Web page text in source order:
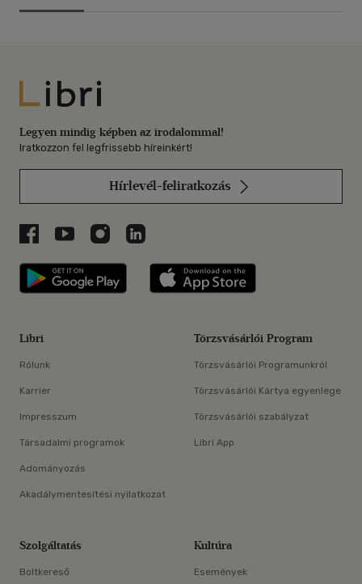
Libri
Legyen mindig képben az irodalommal!
Iratkozzon fel legfrissebb híreinkért!
Hírlevél-feliratkozás
Libri a Facebookon
Libri a Youtube-on
Libri az Instagramon
Libri a LinkedInen
Libri applikáció Szerezd meg: Google
Libri
Rólunk
Karrier
Impresszum
Társadalmi programok
Adományozás
Akadálymentesítési nyilatkozat
Törzsvásárlói Program
Törzsvásárlói Programunkról
Törzsvásárlói Kártya egyenlege
Törzsvásárlói szabályzat
Libri App
Szolgáltatás
Boltkereső
Kultúra
Események